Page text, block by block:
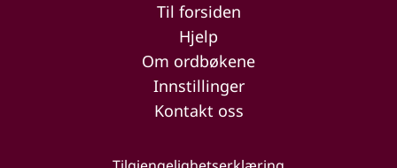
Til forsiden
Hjelp
Om ordbøkene
Innstillinger
Kontakt oss